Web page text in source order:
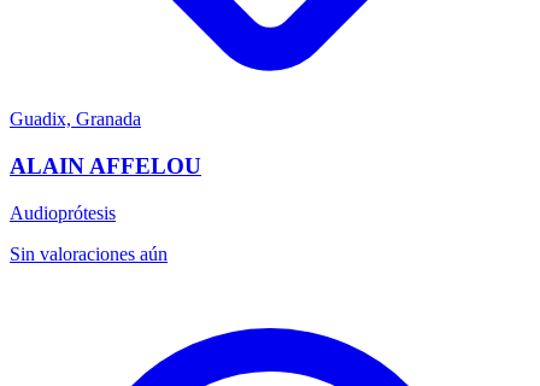
Guadix, Granada
ALAIN AFFELOU
Audioprótesis
Sin valoraciones aún